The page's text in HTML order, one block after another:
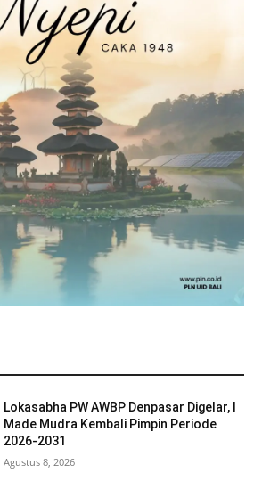
Lokasabha PW AWBP Denpasar Digelar, I
Made Mudra Kembali Pimpin Periode
2026-2031
Agustus 8, 2026